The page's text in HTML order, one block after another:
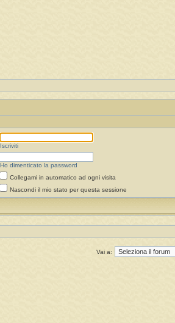
Iscriviti
Ho dimenticato la password
Collegami in automatico ad ogni visita
Nascondi il mio stato per questa sessione
Vai a: